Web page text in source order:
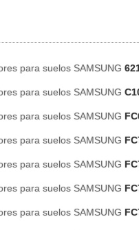
para suelos SAMSUNG
para suelos SAMSUNG
para suelos SAMSUNG
para suelos SAMSUNG
para suelos SAMSUNG
para suelos SAMSUNG
para suelos SAMSUNG